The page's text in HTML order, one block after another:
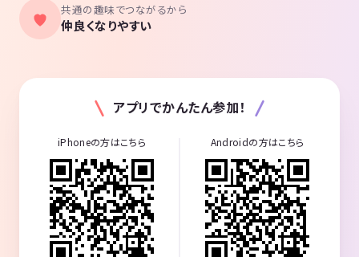
共通の趣味でつながるから
仲良くなりやすい
アプリでかんたん参加！
iPhoneの方はこちら Androidの方はこちら